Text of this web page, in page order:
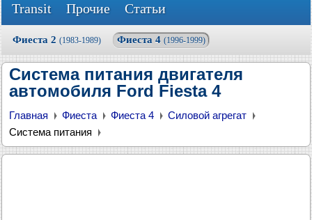
Transit
Прочие Статьи
Фиеста 2 (1983-1989) Фиеста 4 (1996-1999)
Система питания двигателя
автомобиля Ford Fiesta 4
Главная Фиеста Фиеста 4
Силовой агрегат
Система питания